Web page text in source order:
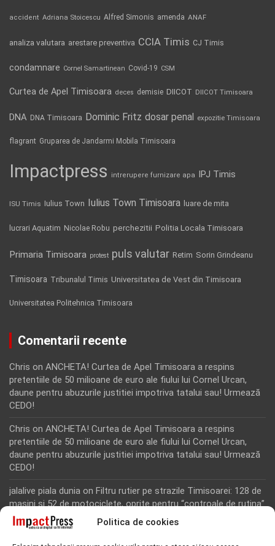
Politica de cookies
accident Adriana Stoicescu Alfred Simonis amenda ANAF
analiza valutara arestare preventiva CCIA Timis CJ Timis
condamnare Cornel Samartinean Covid-19 CSM
Curtea de Apel Timisoara deces demisie DIICOT DIICOT Timisoara
DNA DNA Timisoara Dominic Fritz dosar penal expozitie Timisoara
flagrant Gruparea de Jandarmi Mobila Timisoara
Impactpress intrerupere furnizare apa IPJ Timis
ISU Timis Iulius Town Iulius Town Timisoara luare de mita
lucrari Aquatim Nicolae Robu perchezitii Politia Locala Timisoara
Primaria Timisoara protest puls valutar Retim Sorin Grindeanu
Timisoara Tribunalul Timis Universitatea de Vest din Timisoara
Universitatea Politehnica Timisoara
Comentarii recente
Chris on ANCHETA! Curtea de Apel Timisoara a respins
pretentiile de 50 milioane de euro ale fiului lui Cornel Urcan,
daune pentru abuzurile justitiei impotriva tatalui sau! Urmează
CEDO!
Chris on ANCHETA! Curtea de Apel Timisoara a respins
pretentiile de 50 milioane de euro ale fiului lui Cornel Urcan,
daune pentru abuzurile justitiei impotriva tatalui sau! Urmează
CEDO!
jalalive piala dunia on Filtru rutier pe strazile Timisoarei: 128 de
masini si 52 de motociclete, oprite pentru “controale de rutina”
Rodion Camatoritul on Inca un martor din dosarul fraudei cu